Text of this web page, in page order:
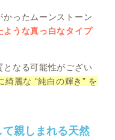
かったムーンストーン
ような真っ白なタイプ
なる可能性がござい
綺麗な “純白の輝き” を
親しまれる天然